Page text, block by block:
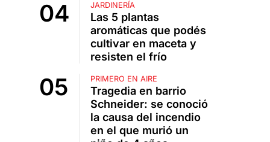
JARDINERÍA
Las 5 plantas
aromáticas que podés
cultivar en maceta y
resisten el frío
PRIMERO EN AIRE
Tragedia en barrio
Schneider: se conoció
la causa del incendio
en el que murió un